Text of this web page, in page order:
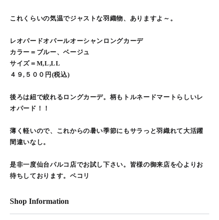
これくらいの気温でジャストな羽織物、ありますよ～。
レオパードオパールオーシャンロングカーデ
カラー＝ブルー、ベージュ
サイズ＝M,L,LL
４９,５００円(税込)
後ろは紐で絞れるロングカーデ。柄もトルネードマートらしいレ
オパード！！
薄く軽いので、これからの暑い季節にもサラっと羽織れて大活躍
間違いなし。
是非一度仙台パルコ店でお試し下さい。皆様の御来店を心よりお
待ちしております。ペコリ
Shop Information